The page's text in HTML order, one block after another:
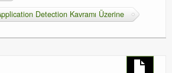
Detection Kavramı Üzerine